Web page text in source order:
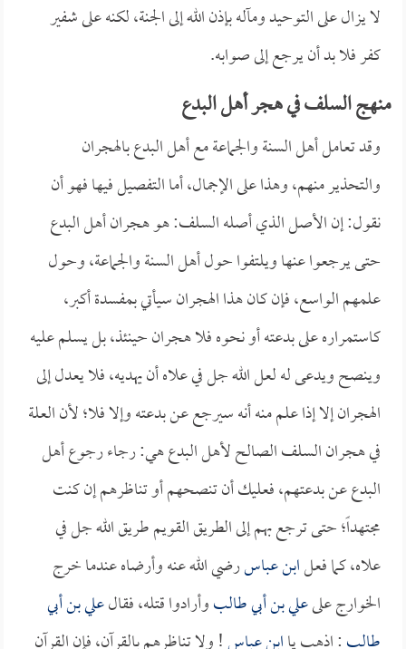
لا يزال على التوحيد ومآله بإذن الله إلى الجنة، لكنه على شفير
كفر فلا بد أن يرجع إلى صوابه.
منهج السلف في هجر أهل البدع
وقد تعامل أهل السنة والجماعة مع أهل البدع بالهجران
والتحذير منهم، وهذا على الإجمال، أما التفصيل فيها فهو أن
نقول: إن الأصل الذي أصله السلف: هو هجران أهل البدع
حتى يرجعوا عنها ويلتفوا حول أهل السنة والجماعة، وحول
علمهم الواسع، فإن كان هذا الهجران سيأتي بمفسدة أكبر،
كاستمراره على بدعته أو نحوه فلا هجران حينئذ، بل يسلم عليه
وينصح ويدعى له لعل الله جل في علاه أن يهديه، فلا يعدل إلى
الهجران إلا إذا علم منه أنه سيرجع عن بدعته وإلا فلا؛ لأن العلة
في هجران السلف الصالح لأهل البدع هي: رجاء رجوع أهل
البدع عن بدعتهم، فعليك أن تنصحهم أو تناظرهم إن كنت
مجتهداً؛ حتى ترجع بهم إلى الطريق القويم طريق الله جل في
علاه، كما فعلابن عباسرضي الله عنه وأرضاه عندما خرج
الخوارج علىعلي بن أبي طالبوأرادوا قتله، فقالعلي بن أبي